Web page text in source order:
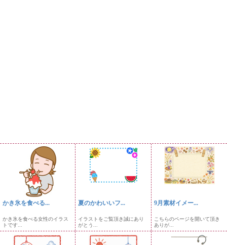
かき氷を食べる...
かき氷を食べる女性のイラス
トです...
夏のかわいいフ...
イラストをご覧頂き誠にあり
がとう...
9月素材イメー...
こちらのページを開いて頂き
ありが...